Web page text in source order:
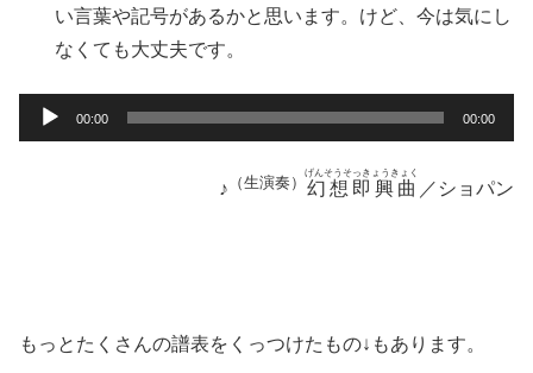
い言葉や記号があるかと思います。けど、今は気にし
なくても大丈夫です。
声
00:00 00:00
♪ （生演奏） 幻想即興曲
げんそうそっきょうきょく
／ショパン
もっとたくさんの譜表をくっつけたもの↓もあります。